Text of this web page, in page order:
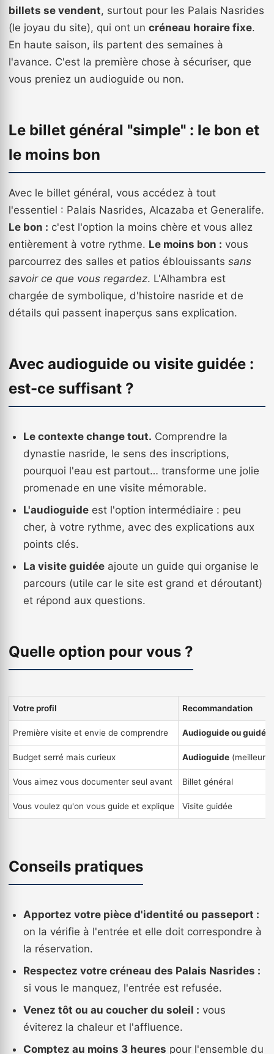
billets se vendent, surtout pour les Palais Nasrides
(le joyau du site), qui ont un créneau horaire fixe.
En haute saison, ils partent des semaines à
l'avance. C'est la première chose à sécuriser, que
vous preniez un audioguide ou non.
Le billet général "simple" : le bon et
le moins bon
Avec le billet général, vous accédez à tout
l'essentiel : Palais Nasrides, Alcazaba et Generalife.
Le bon : c'est l'option la moins chère et vous allez
entièrement à votre rythme. Le moins bon : vous
parcourrez des salles et patios éblouissants sans
savoir ce que vous regardez. L'Alhambra est
chargée de symbolique, d'histoire nasride et de
détails qui passent inaperçus sans explication.
Avec audioguide ou visite guidée :
est-ce suffisant ?
Le contexte change tout. Comprendre la
dynastie nasride, le sens des inscriptions,
pourquoi l'eau est partout… transforme une jolie
promenade en une visite mémorable.
L'audioguide est l'option intermédiaire : peu
cher, à votre rythme, avec des explications aux
points clés.
La visite guidée ajoute un guide qui organise le
parcours (utile car le site est grand et déroutant)
et répond aux questions.
Quelle option pour vous ?
Votre profil Recommandation
Première visite et envie de comprendre Audioguide ou guidée
Budget serré mais curieux Audioguide (meilleur
Vous aimez vous documenter seul avant Billet général
Vous voulez qu'on vous guide et explique Visite guidée
Conseils pratiques
Apportez votre pièce d'identité ou passeport :
on la vérifie à l'entrée et elle doit correspondre à
la réservation.
Respectez votre créneau des Palais Nasrides :
si vous le manquez, l'entrée est refusée.
Venez tôt ou au coucher du soleil : vous
éviterez la chaleur et l'affluence.
Comptez au moins 3 heures pour l'ensemble du